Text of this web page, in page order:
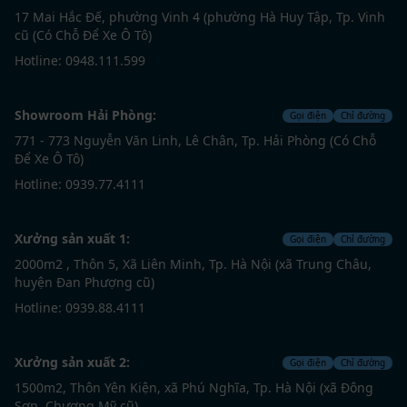
gia chủ sở hữu không gian sống đẳng cấp mà vẫn tối
ưu chi phí.
Vì sao nên lựa chọn ZITO để thiết kế nội
thất chung cư Sky Oasis Ecopark?
ZITO là đơn vị thiết kế và thi công nội thất uy tín tại Hà
không gian sống trong các khu đô thị cao cấp như
Ecopark. Với đội ngũ kiến trúc sư giàu kinh nghiệm và
tư duy sáng tạo, ZITO luôn mang đến những giải pháp
thiết kế hiện đại, tinh gọn nhưng vẫn đảm bảo tính cá
chủ tại Sky Oasis.
Lợi thế sở hữu xưởng sản xuất nội thất quy mô gần
17 Mai Hắc Đế, phường Vinh 4 (phường Hà Huy Tập, Tp. Vinh
cũ (Có Chỗ Để Xe Ô Tô)
Hotline: 0948.111.599
Showroom Hải Phòng: Gọi điện Chỉ đường
771 - 773 Nguyễn Văn Linh, Lê Chân, Tp. Hải Phòng (Có Chỗ
Để Xe Ô Tô)
Hotline: 0939.77.4111
Xưởng sản xuất 1: Gọi điện Chỉ đường
2000m2 , Thôn 5, Xã Liên Minh, Tp. Hà Nội (xã Trung Châu,
huyện Đan Phượng cũ)
Hotline: 0939.88.4111
Xưởng sản xuất 2: Gọi điện Chỉ đường
1500m2, Thôn Yên Kiện, xã Phú Nghĩa, Tp. Hà Nội (xã Đông